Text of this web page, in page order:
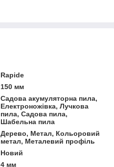
Rapide
150 мм
Садова акумуляторна пила,
Електроножівка, Лучкова
пила, Садова пила,
Шабельна пила
Дерево, Метал, Кольоровий
метал, Металевий профіль
Новий
4 мм